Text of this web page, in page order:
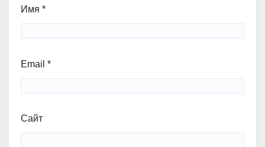
Имя *
Email *
Сайт